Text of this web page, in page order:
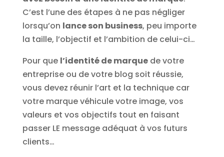
C’est l’une des étapes à ne pas négliger
lorsqu’on lance son business, peu importe
la taille, l’objectif et l’ambition de celui-ci…
Pour que l’identité de marquede votre
entreprise ou de votre blog soit réussie,
vous devez réunir l’art et la technique car
votre marque véhicule votre image, vos
valeurs et vos objectifs tout en faisant
passer LE message adéquat à vos futurs
clients…